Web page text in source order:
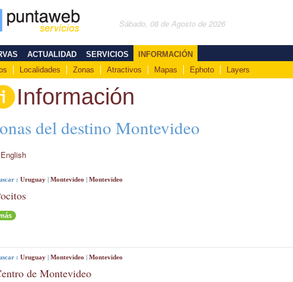
Sábado, 08 de Agosto de 2026
ACTUALIDAD SERVICIOS
INFORMACIÓN
Localidades Zonas Atractivos Mapas Ephoto Layers
Información
del destino Montevideo
English
: Uruguay Montevideo Montevideo
: Uruguay Montevideo Montevideo
de Montevideo